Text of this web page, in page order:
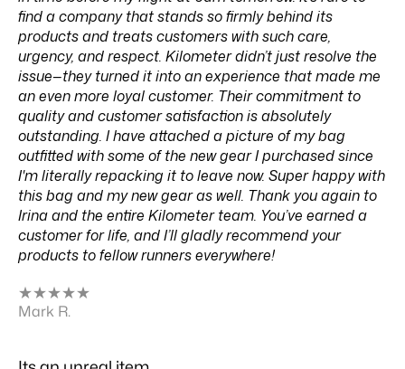
find a company that stands so firmly behind its
products and treats customers with such care,
urgency, and respect. Kilometer didn’t just resolve the
issue—they turned it into an experience that made me
an even more loyal customer. Their commitment to
quality and customer satisfaction is absolutely
outstanding. I have attached a picture of my bag
outfitted with some of the new gear I purchased since
I'm literally repacking it to leave now. Super happy with
this bag and my new gear as well. Thank you again to
Irina and the entire Kilometer team. You’ve earned a
customer for life, and I’ll gladly recommend your
products to fellow runners everywhere!
★★★★★
Mark R.